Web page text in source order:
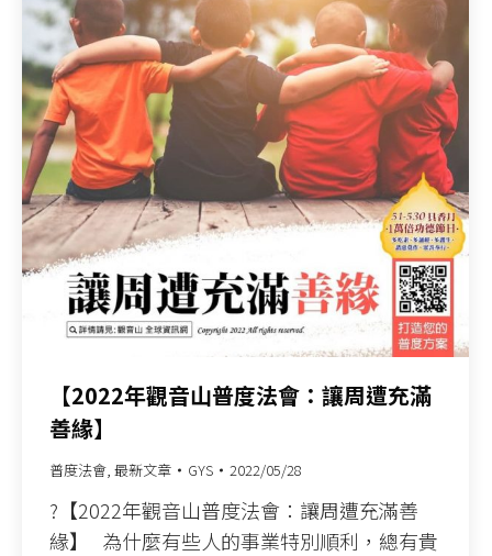
【2022年觀音山普度法會：讓周遭充滿
善緣】
普度法會, 最新文章 GYS 2022/05/28
?【2022年觀音山普度法會：讓周遭充滿善
緣】 為什麼有些人的事業特別順利，總有貴